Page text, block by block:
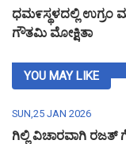
ಧಮ೯ಸ್ಥಳದಲ್ಲಿ ಉಗ್ರಂ
ಗೌತಮಿ ಮೋಕ್ಷಿತಾ
YOU MAY LIKE
SUN,25 JAN 2026
ಗಿಲ್ಲಿ ವಿಚಾರವಾಗಿ ರಜತ್